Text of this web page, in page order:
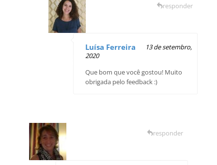
Luísa Ferreira
13 de setembro,
2020
Que bom que você gostou! Muito
obrigada pelo feedback :)
responder
responder